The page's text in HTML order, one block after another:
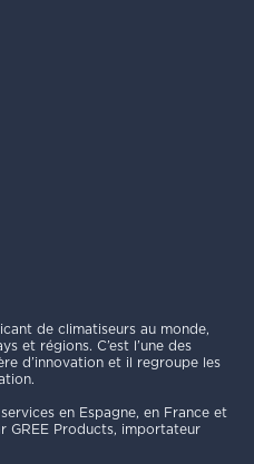
de climatiseurs au monde,
et régions. C’est l’une des
d’innovation et il regroupe les
en Espagne, en France et
GREE Products, importateur